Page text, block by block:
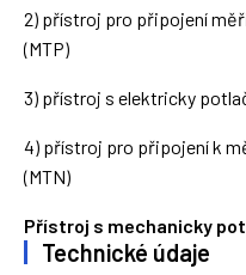
2) přístroj pro připojení
(MTP)
3) přístroj s elektricky
4) přístroj pro připojení k
(MTN)
Přístroj s mechanicky
Technické údaje